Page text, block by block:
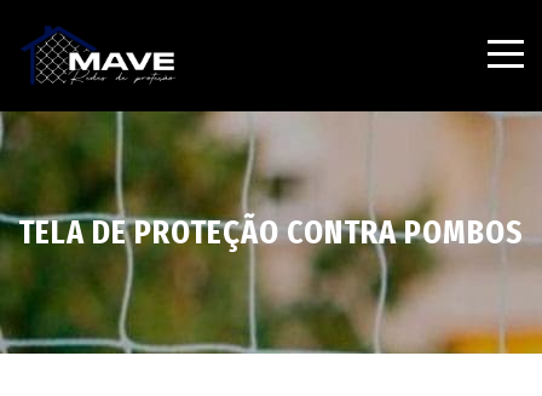
TELA DE PROTEÇÃO CONTRA POMBOS